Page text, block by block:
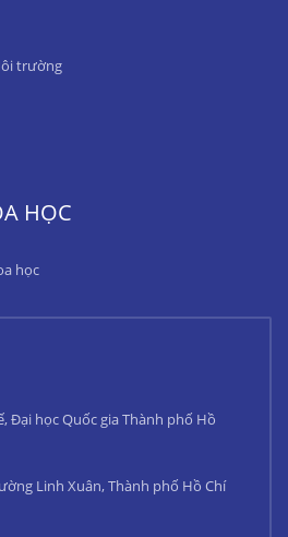
trường
HỌC
học
Đại học Quốc gia Thành phố Hồ
Linh Xuân, Thành phố Hồ Chí